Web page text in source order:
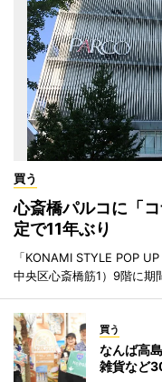
買う
心斎橋パルコに「
定で11年ぶり
「KONAMI STYLE POP
中央区心斎橋筋1）9階に期
買う
なんば高
雑貨など